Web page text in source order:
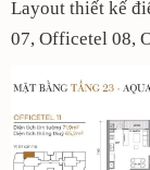
Layout thiết kế
07, Officetel 08,